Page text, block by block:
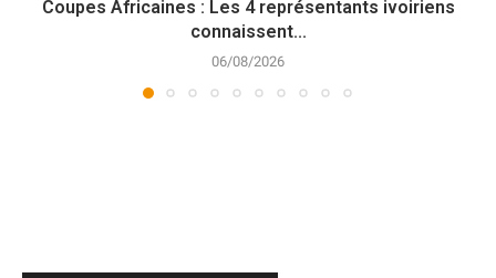
Coupes Africaines : Les 4 représentants ivoiriens
connaissent...
06/08/2026